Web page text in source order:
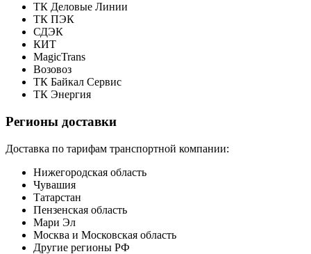
ТК Деловые Линии
ТК ПЭК
СДЭК
КИТ
MagicTrans
Возовоз
ТК Байкал Сервис
ТК Энергия
Регионы доставки
Доставка по тарифам транспортной компании:
Нижегородская область
Чувашия
Татарстан
Пензенская область
Мари Эл
Москва и Московская область
Другие регионы РФ